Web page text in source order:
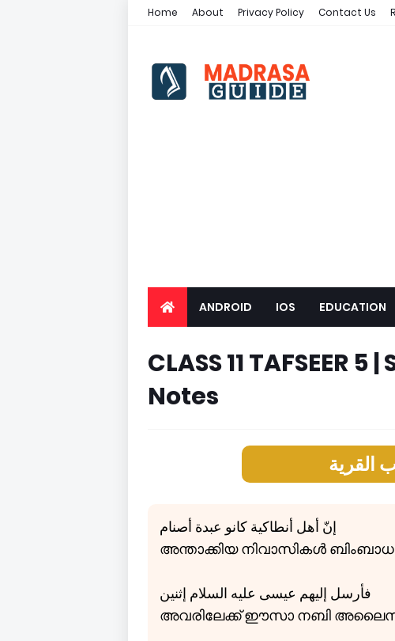
Home About Privacy Policy Contact Us
ANDROID IOS EDUCATION
CLASS 11 TAFSEER
Notes
القرية
إنّ أهل أنطاكية كانو عبدة أصنام
അന്താക്കിയ നിവാസികൾ
فأرسل إليهم عيسی عليه السلام إثنين
അവരിലേക്ക് ഈസാ നബി